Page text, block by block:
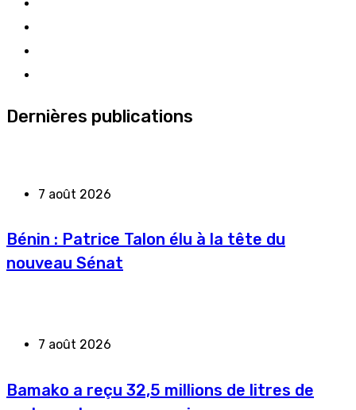
Dernières publications
7 août 2026
Bénin : Patrice Talon élu à la tête du
nouveau Sénat
7 août 2026
Bamako a reçu 32,5 millions de litres de